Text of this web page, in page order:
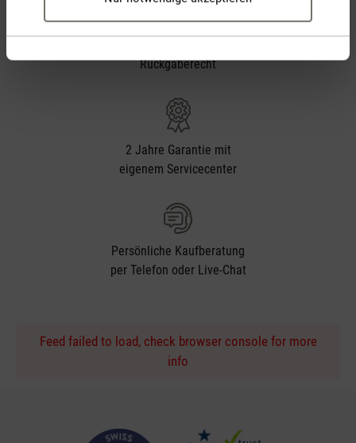
Rückgaberecht
2 Jahre Garantie mit
eigenem Servicecenter
Persönliche Kaufberatung
per Telefon oder Live-Chat
Feed failed to load, check browser console for more
info